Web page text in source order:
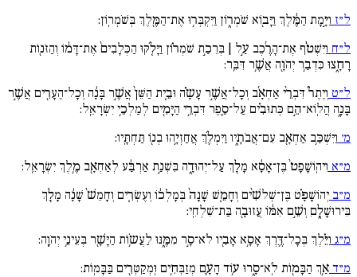
ל״ז וַיָּ֣מָת הַמֶּ֔לֶךְ וַיָּב֖וֹא שֹׁמְר֑וֹן וַיִּקְבְּר֥וּ אֶת־הַמֶּ֖לֶךְ בְּשֹׁמְרֽוֹן:
ל״ח וַיִּשְׁטֹ֨ף אֶת־הָרֶ֜כֶב עַ֣ל | בְּרֵכַ֣ת שֹׁמְר֗וֹן וַיָּלֹ֚קּוּ הַכְּלָבִים֙ אֶת־דָּמ֔וֹ וְהַזֹּנ֖וֹת
רָחָ֑צוּ כִּדְבַ֥ר יְהֹוָ֖ה אֲשֶׁ֥ר דִּבֵּֽר:
ל״ט וְיֶתֶר֩ דִּבְרֵ֨י אַחְאָ֜ב וְכָל־אֲשֶׁ֣ר עָשָֹ֗ה וּבֵ֚ית הַשֵּׁן֙ אֲשֶׁ֣ר בָּנָ֔ה וְכָל־הֶעָרִ֖ים אֲשֶׁ֣ר
בָּנָ֑ה הֲלֽוֹא־הֵ֣ם כְּתוּבִ֗ים עַל־סֵ֛פֶר דִּבְרֵ֥י הַיָּמִ֖ים לְמַלְכֵ֥י יִשְׂרָאֵֽל:
מ׳ וַיִּשְׁכַּ֥ב אַחְאָ֖ב עִם־אֲבֹתָ֑יו וַיִּמְלֹ֛ךְ אֲחַזְיָ֥הוּ בְנ֖וֹ תַּחְתָּֽיו:
מ״א וִיהֽוֹשָׁפָט֙ בֶּן־אָסָ֔א מָלַ֖ךְ עַל־יְהוּדָ֑ה בִּשְׁנַ֣ת אַרְבַּ֔ע לְאַחְאָ֖ב מֶ֥לֶךְ יִשְׂרָאֵֽל:
מ״ב יְהוֹשָׁפָ֗ט בֶּן־שְׁלשִׁ֨ים וְחָמֵ֚שׁ שָׁנָה֙ בְּמָלְכ֔וֹ וְעֶשְׂרִ֚ים וְחָמֵשׁ֙ שָׁנָ֔ה מָלַ֖ךְ
בִּירוּשָׁלָ֑םִ וְשֵׁ֣ם אִמּ֔וֹ עֲזוּבָ֖ה בַּת־שִׁלְחִֽי:
מ״ג וַיֵּ֗לֶךְ בְּכָל־דֶּ֛רֶךְ אָסָ֥א אָבִ֖יו לֹא־סָ֣ר מִמֶּ֑נּוּ לַעֲשֹ֥וֹת הַיָּשָׁ֖ר בְּעֵינֵ֥י יְהֹוָֽה:
מ״ד אַ֥ךְ הַבָּמ֖וֹת לֹֽא־סָ֑רוּ ע֥וֹד הָעָ֛ם מְזַבְּחִ֥ים וּֽמְקַטְּרִ֖ים בַּבָּמֽוֹת: